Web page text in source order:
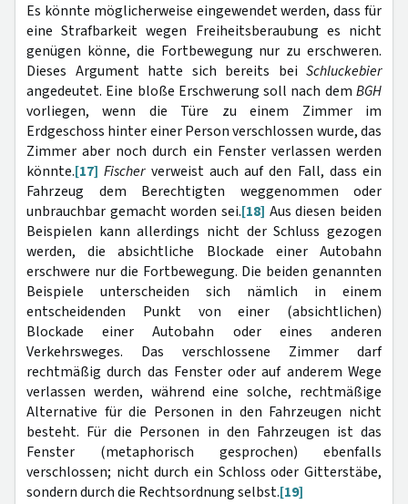
Es könnte möglicherweise eingewendet werden, dass für
eine Strafbarkeit wegen Freiheitsberaubung es nicht
genügen könne, die Fortbewegung nur zu erschweren.
Dieses Argument hatte sich bereits bei Schluckebier
angedeutet. Eine bloße Erschwerung soll nach dem BGH
vorliegen, wenn die Türe zu einem Zimmer im
Erdgeschoss hinter einer Person verschlossen wurde, das
Zimmer aber noch durch ein Fenster verlassen werden
könnte.[17] Fischerverweist auch auf den Fall, dass ein
Fahrzeug dem Berechtigten weggenommen oder
unbrauchbar gemacht worden sei.[18] Aus diesen beiden
Beispielen kann allerdings nicht der Schluss gezogen
werden, die absichtliche Blockade einer Autobahn
erschwere nur die Fortbewegung. Die beiden genannten
Beispiele unterscheiden sich nämlich in einem
entscheidenden Punkt von einer (absichtlichen)
Blockade einer Autobahn oder eines anderen
Verkehrsweges. Das verschlossene Zimmer darf
rechtmäßig durch das Fenster oder auf anderem Wege
verlassen werden, während eine solche, rechtmäßige
Alternative für die Personen in den Fahrzeugen nicht
besteht. Für die Personen in den Fahrzeugen ist das
Fenster (metaphorisch gesprochen) ebenfalls
verschlossen; nicht durch ein Schloss oder Gitterstäbe,
sondern durch die Rechtsordnung selbst.[19]